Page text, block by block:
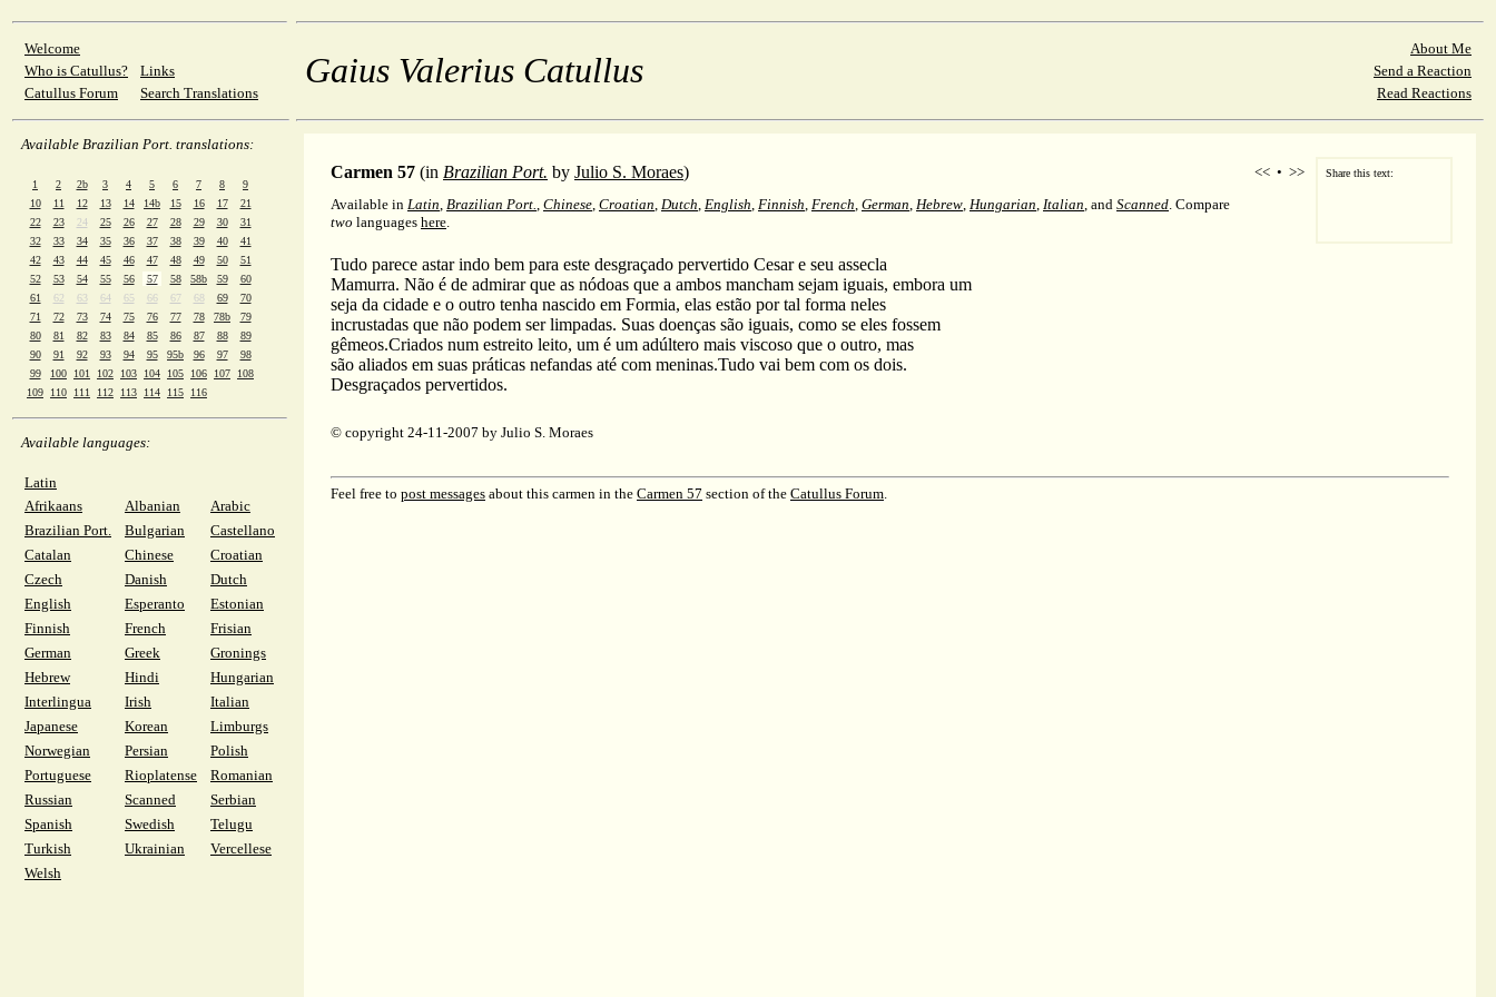
Welcome
Who is Catullus?
Links
Catullus Forum
Search Translations
Available Brazilian Port. translations:
1 2 2b 3 4 5 6 7 8
9
10
11 12 13 14 14b 15 16 17
21
22
23 24 25 26 27 28 29 30
31
32
33 34 35 36 37 38 39 40
41
42
43 44 45 46 47 48 49 50
51
52
53 54 55 56 57 58 58b 59
60
61
62 63 64 65 66 67 68 69
70
71
72 73 74 75 76 77 78 78b
79
80
81 82 83 84 85 86 87 88
89
90
91 92 93 94 95 95b 96 97
98
99
100 101 102 103 104 105 106 107
108
109
110 111 112 113 114 115 116
Available languages:
Latin
Afrikaans
Albanian
Arabic
Brazilian Port.
Bulgarian
Castellano
Catalan
Chinese
Croatian
Czech
Danish
Dutch
English
Esperanto
Estonian
Finnish
French
Frisian
German
Greek
Gronings
Hebrew
Hindi
Hungarian
Interlingua
Irish
Italian
Japanese
Korean
Limburgs
Norwegian
Persian
Polish
Portuguese
Rioplatense
Romanian
Russian
Scanned
Serbian
Spanish
Swedish
Telugu
Turkish
Ukrainian
Vercellese
Welsh
Gaius Valerius Catullus
About Me
Send a Reaction
Read Reactions
Carmen 57 (in Brazilian Port. by Julio S. Moraes) << • >>
Available in Latin, Brazilian Port., Chinese, Croatian, Dutch, English, Finnish, French, German, Hebrew, Hungarian, Italian, and Scanned. Compare
two languages here.
Tudo parece astar indo bem para este desgraçado pervertido Cesar e seu assecla
Mamurra. Não é de admirar que as nódoas que a ambos mancham sejam iguais, embora um
seja da cidade e o outro tenha nascido em Formia, elas estão por tal forma neles
incrustadas que não podem ser limpadas. Suas doenças são iguais, como se eles fossem
gêmeos.Criados num estreito leito, um é um adúltero mais viscoso que o outro, mas
são aliados em suas práticas nefandas até com meninas.Tudo vai bem com os dois.
Desgraçados pervertidos.
© copyright 24-11-2007 by Julio S. Moraes
Share this text:
Feel free to post messages about this carmen in the Carmen 57 section of the Catullus Forum.